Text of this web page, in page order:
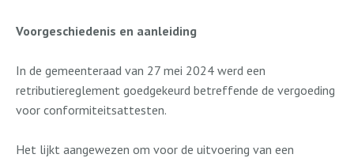
Voorgeschiedenis en aanleiding
In de gemeenteraad van 27 mei 2024 werd een
retributiereglement goedgekeurd betreffende de vergoeding
voor conformiteitsattesten.
Het lijkt aangewezen om voor de uitvoering van een